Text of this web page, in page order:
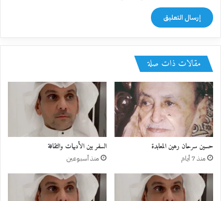
مقالات ذات صلة
حسين سرحان رهين المعابدة
منذ 7 أيام
السفر بين الأدبيات والثقافة
منذ أسبوعين